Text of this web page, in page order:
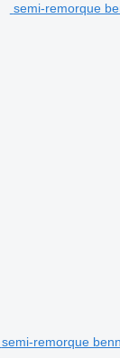
semi-remorque
semi-remorque